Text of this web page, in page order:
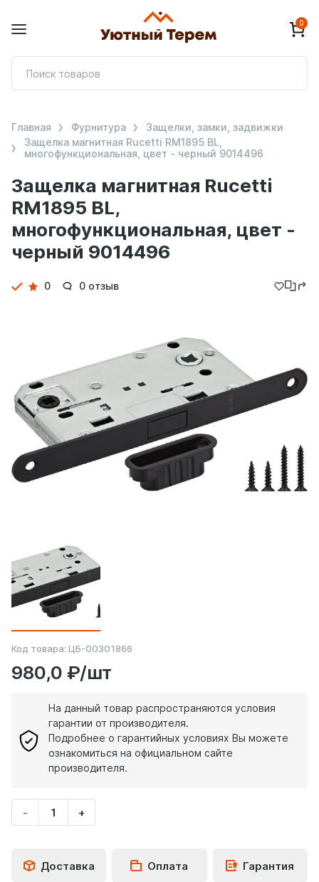
0
Защелка магнитная Rucetti
RM1895 BL,
многофункциональная, цвет -
черный 9014496
Главная Фурнитура
Защелки, замки, задвижки
Защелка магнитная Rucetti RM1895 BL,
многофункциональная, цвет - черный 9014496
Детали
0 0 отзыв
Код товара: ЦБ-00301866
980,0 ₽/шт
На данный товар распространяются условия
гарантии от производителя.
Подробнее о гарантийных условиях Вы можете
ознакомиться на официальном сайте
производителя.
-
Укажите
количество
+
Доставка Оплата Гарантия